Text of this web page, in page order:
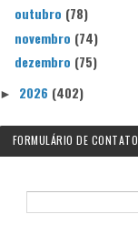
outubro (78)
novembro (74)
dezembro (75)
► 2026 (402)
FORMULÁRIO DE CONTATO